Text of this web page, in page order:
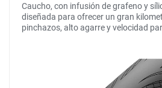
Caucho, con infusión de grafeno y
diseñada para ofrecer un gran
pinchazos, alto agarre y velocidad